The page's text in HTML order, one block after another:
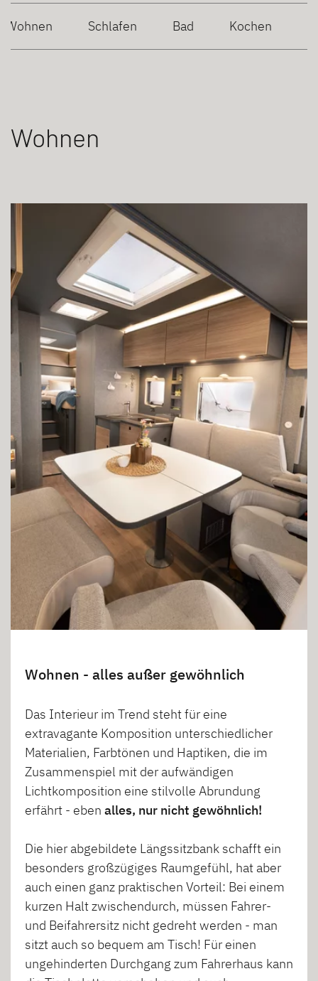
Wohnen Schlafen Bad Kochen
Wohnen
Wohnen - alles außer gewöhnlich
Das Interieur im Trend steht für eine
extravagante Komposition unterschiedlicher
Materialien, Farbtönen und Haptiken, die im
Zusammenspiel mit der aufwändigen
Lichtkomposition eine stilvolle Abrundung
erfährt - eben alles, nur nicht gewöhnlich!
Die hier abgebildete Längssitzbank schafft ein
besonders großzügiges Raumgefühl, hat aber
auch einen ganz praktischen Vorteil: Bei einem
kurzen Halt zwischendurch, müssen Fahrer-
und Beifahrersitz nicht gedreht werden - man
sitzt auch so bequem am Tisch! Für einen
ungehinderten Durchgang zum Fahrerhaus kann